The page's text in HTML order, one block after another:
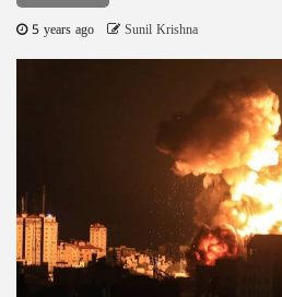
5 years ago Sunil Krishna